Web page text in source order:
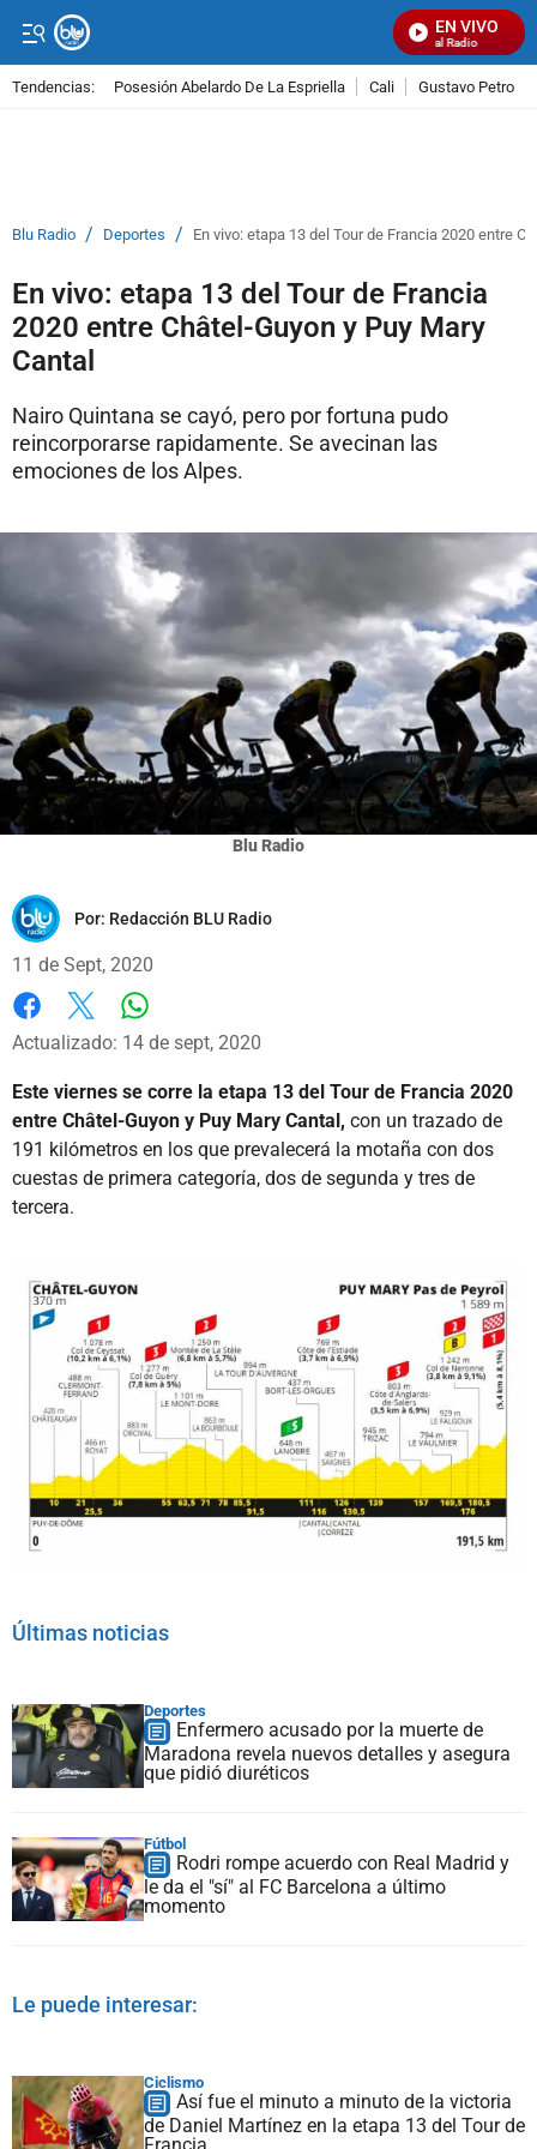
EN VIVO
Señal Visual Radio
Tendencias: Posesión Abelardo De La Espriella Cali Gustavo Petro
Blu Radio / Deportes / En vivo: etapa 13 del Tour de Francia 2020 entre
En vivo: etapa 13 del Tour de Francia
2020 entre Châtel-Guyon y Puy Mary
Cantal
Nairo Quintana se cayó, pero por fortuna pudo
reincorporarse rapidamente. Se avecinan las
emociones de los Alpes.
Blu Radio
Por: Redacción BLU Radio
11 de Sept, 2020
Facebook
X
Actualizado: 14 de sept, 2020
Este viernes se corre la etapa 13 del Tour de Francia 2020
entre Châtel-Guyon y Puy Mary Cantal, con un trazado de
191 kilómetros en los que prevalecerá la motaña con dos
cuestas de primera categoría, dos de segunda y tres de
tercera.
Últimas noticias
Deportes
Enfermero acusado por la muerte de
Maradona revela nuevos detalles y asegura
que pidió diuréticos
Fútbol
Rodri rompe acuerdo con Real Madrid y
le da el "sí" al FC Barcelona a último
momento
Le puede interesar:
Ciclismo
Así fue el minuto a minuto de la victoria
de Daniel Martínez en la etapa 13 del Tour de